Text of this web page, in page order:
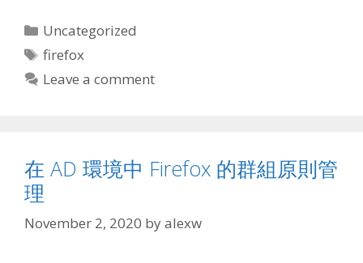
Categories
Uncategorized
Tags
firefox
Leave a comment
在 AD 環境中 Firefox 的群組原則管
理
November 2, 2020 byalexw